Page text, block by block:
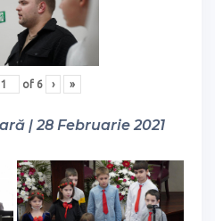
of 6 › »
| 28 Februarie 2021